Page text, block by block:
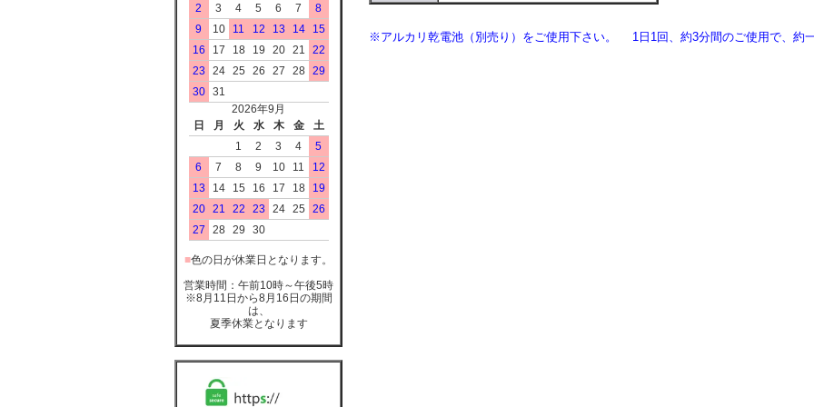
2
3 4 5 6 7
8
9
10 11 12 13 14
15
16
17 18 19 20 21
22
23
24 25 26 27 28
29
30
31
2026年9月
日
月 火 水 木 金
土
1
2 3 4
5
6
7 8 9 10 11
12
13
14 15 16 17 18
19
20
21 22 23 24 25
26
27
28 29 30
■色の日が休業日となります。
営業時間：午前10時～午後5時
※8月11日から8月16日の期間
は、
夏季休業となります
※アルカリ乾電池（別売り）をご使用下さい。 1日1回、約3分間のご使用で、約一